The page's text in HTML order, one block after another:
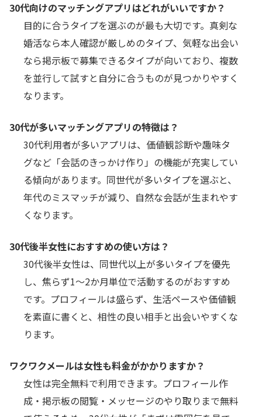
30代向けのマッチングアプリはどれがいいですか？
目的に合うタイプを選ぶのが最も大切です。真剣な
婚活なら本人確認が厳しめのタイプ、気軽な出会い
なら掲示板で募集できるタイプが向いており、複数
を並行して試すと自分に合うものが見つかりやすく
なります。
30代が多いマッチングアプリの特徴は？
30代利用者が多いアプリは、価値観診断や趣味タ
グなど「会話のきっかけ作り」の機能が充実してい
る傾向があります。同世代が多いタイプを選ぶと、
年代のミスマッチが減り、自然な会話が生まれやす
くなります。
30代後半女性におすすめの使い方は？
30代後半女性は、同世代以上が多いタイプを優先
し、焦らず1～2か月単位で活動するのがおすすめ
です。プロフィールは盛らず、生活ペースや価値観
を素直に書くと、相性の良い相手と出会いやすくな
ります。
ワクワクメールは女性も料金がかかりますか？
女性は完全無料で利用できます。プロフィール作
成・掲示板の閲覧・メッセージのやり取りまで無料